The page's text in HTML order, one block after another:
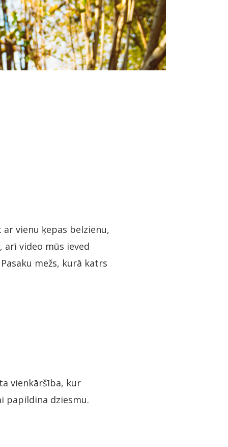
vienu ķepas belzienu,
arī video mūs ieved
mežs, kurā katrs
vienkāršība, kur
papildina dziesmu.